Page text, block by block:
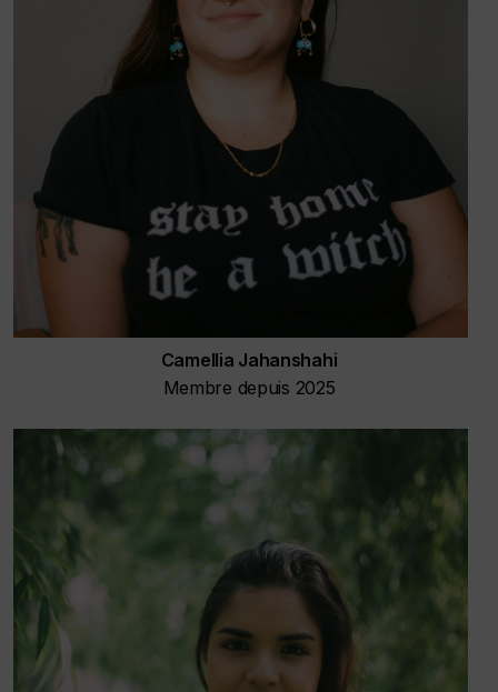
Camellia Jahanshahi
Membre depuis 2025